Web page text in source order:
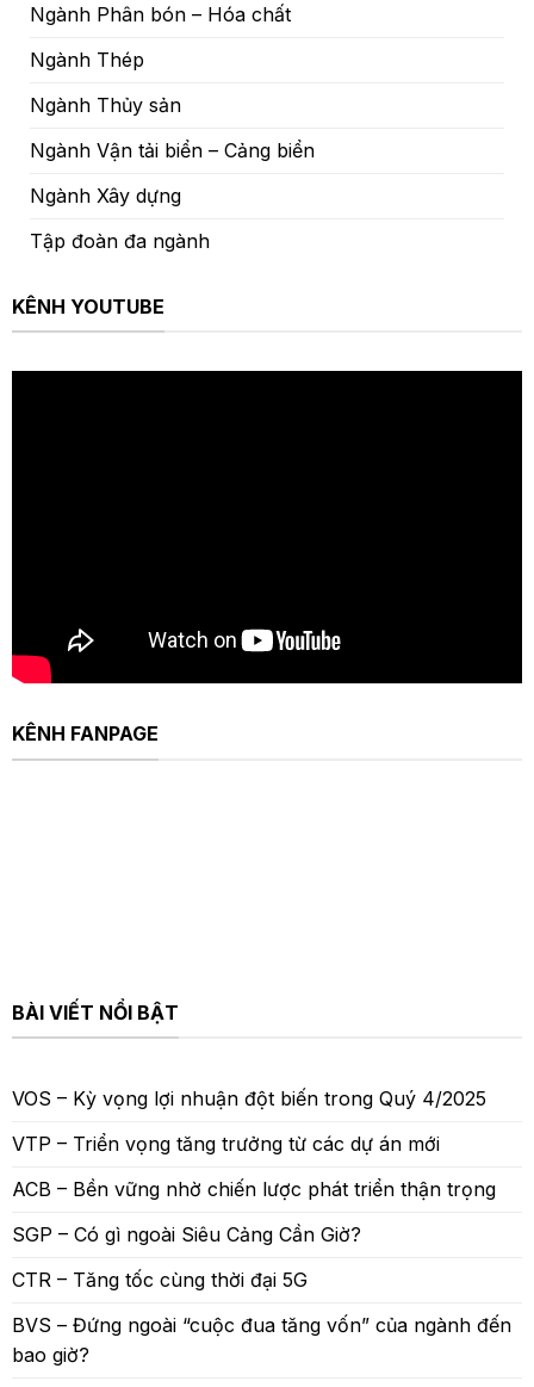
Ngành Phân bón – Hóa chất
Ngành Thép
Ngành Thủy sản
Ngành Vận tải biển – Cảng biển
Ngành Xây dựng
Tập đoàn đa ngành
KÊNH YOUTUBE
KÊNH FANPAGE
BÀI VIẾT NỔI BẬT
VOS – Kỳ vọng lợi nhuận đột biến trong Quý 4/2025
VTP – Triển vọng tăng trưởng từ các dự án mới
ACB – Bền vững nhờ chiến lược phát triển thận trọng
SGP – Có gì ngoài Siêu Cảng Cần Giờ?
CTR – Tăng tốc cùng thời đại 5G
BVS – Đứng ngoài “cuộc đua tăng vốn” của ngành đến
bao giờ?